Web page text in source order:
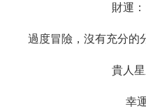
財運
過度冒險，沒有充分的
貴人
幸